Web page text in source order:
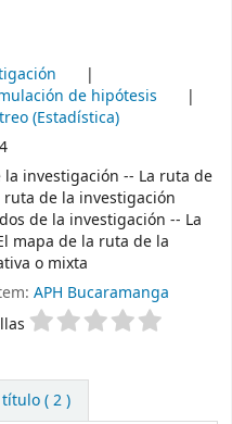
de hipótesis
(Estadística)
la investigación -- La ruta de
de la investigación
de la investigación -- La
mapa de la ruta de la
o mixta
APH Bucaramanga
( 2 )